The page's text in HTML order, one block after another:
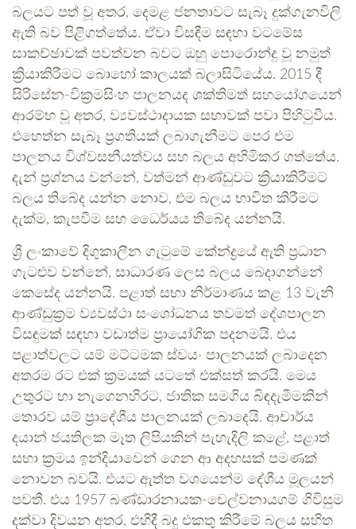
බලයට පත් වූ අතර, දෙමළ ජනතාවට සැබෑ දුක්ගැනවිලි
ඇති බව පිළිගත්තේය. ඒවා විසඳීම සඳහා වටමේස
සාකච්ඡාවක් පවත්වන බවට ඔහු පොරොන්දු වූ නමුත්
ක්‍රියාකිරීමට බොහෝ කාලයක් බලාසිටියේය. 2015 දී
සිරිසේන-වික්‍රමසිංහ පාලනයද ශක්තිමත් සහයෝගයෙන්
ආරම්භ වූ අතර, ව්‍යවස්ථාදායක සභාවක් පවා පිහිටුවීය.
එහෙත්න සැබෑ ප්‍රගතියක් ලබාගැනීමට පෙර එම
පාලනය විශ්වසනීයත්වය සහ බලය අහිමිකර ගත්තේය.
දැන් ප්‍රශ්නය වන්නේ, වත්මන් ආණ්ඩුවට ක්‍රියාකිරීමට
බලය තිබේද යන්න නොව, එම බලය භාවිත කිරීමට
දැක්ම, කැපවීම සහ ධෛර්යය තිබේද යන්නයි.
ශ්‍රී ලංකාවේ දිගුකාලීන ගැටුමේ කේන්ද්‍රයේ ඇති ප්‍රධාන
ගැටළුව වන්නේ, සාධාරණ ලෙස බලය බෙදාගන්නේ
කෙසේද යන්නයි. පළාත් සභා නිර්මාණය කළ 13 වැනි
ආණ්ඩුක්‍රම ව්‍යවස්ථා සංශෝධනය තවමත් දේශපාලන
විසඳුමක් සඳහා වඩාත්ම ප්‍රායෝගික පදනමයි. එය
පළාත්වලට යම් මට්ටමක ස්වයං පාලනයක් ලබාදෙන
අතරම රට එක් ක්‍රමයක් යටතේ එක්සත් කරයි. මෙය
උතුරට හා නැගෙනහිරට, ජාතික සමගිය බිඳදැමීමකින්
තොරව යම් ප්‍රාදේශීය පාලනයක් ලබාදෙයි. ආචාර්ය
දයාන් ජයතිලක මෑත ලිපියකින් පැහැදිලි කළේ, පළාත්
සභා ක්‍රමය ඉන්දියාවෙන් ගෙන ආ අදහසක් පමණක්
නොවන බවයි. එයට ඇත්ත වශයෙන්ම දේශීය මූලයන්
පවතී. එය 1957 බණ්ඩාරනායක-චෙල්වනායගම් ගිවිසුම
දක්වා දිවයන අතර, එහිදී බදු එකතු කිරීමේ බලය සහිත